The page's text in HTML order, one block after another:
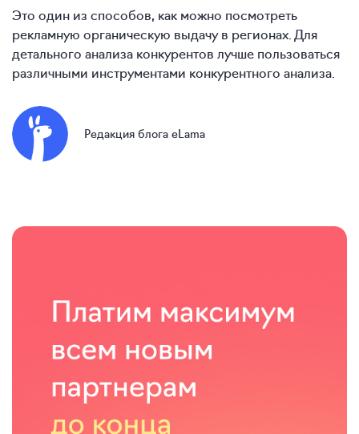
Это один из способов, как можно посмотреть
рекламную органическую выдачу в регионах. Для
детального анализа конкурентов лучше пользоваться
различными инструментами конкурентного анализа.
Редакция блога eLama